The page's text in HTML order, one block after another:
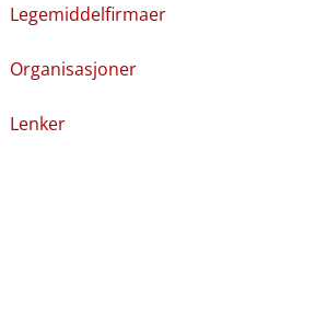
Legemiddelfirmaer
Organisasjoner
Lenker